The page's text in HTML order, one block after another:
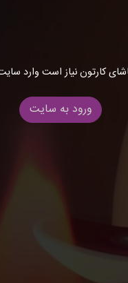
کارتون نیاز است وارد
ورود به سایت